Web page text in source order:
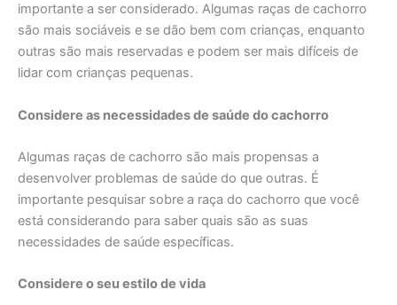
importante a ser considerado. Algumas raças de cachorro
são mais sociáveis e se dão bem com crianças, enquanto
outras são mais reservadas e podem ser mais difíceis de
lidar com crianças pequenas.
Considere as necessidades de saúde do cachorro
Algumas raças de cachorro são mais propensas a
desenvolver problemas de saúde do que outras. É
importante pesquisar sobre a raça do cachorro que você
está considerando para saber quais são as suas
necessidades de saúde específicas.
Considere o seu estilo de vida